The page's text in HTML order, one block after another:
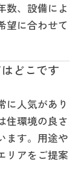
数、設備によ
望に合わせて
どこです
に人気があり
住環境の良さ
ます。用途や
リアをご提案